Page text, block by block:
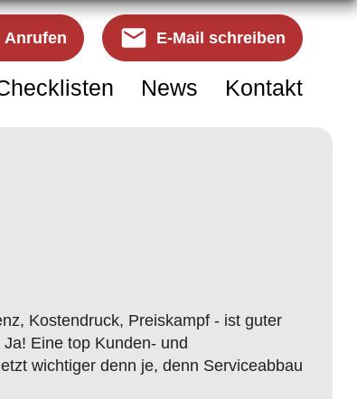
Anrufen E-Mail schreiben
News Kontakt
Kostendruck, Preiskampf - ist guter
Eine top Kunden- und
wichtiger denn je, denn Serviceabbau